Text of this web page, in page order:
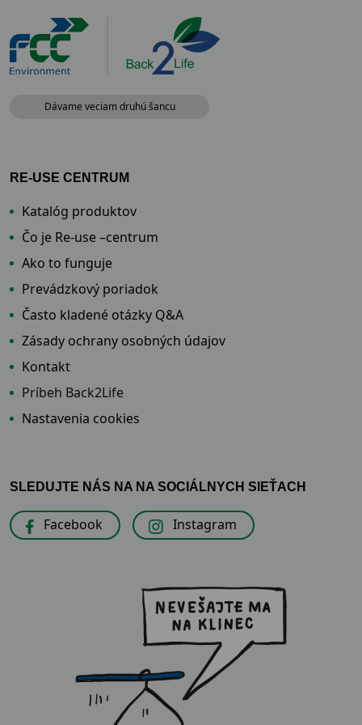
Dávame veciam druhú šancu
RE-USE CENTRUM
Katalóg produktov
Čo je Re-use –centrum
Ako to funguje
Prevádzkový poriadok
Často kladené otázky Q&A
Zásady ochrany osobných údajov
Kontakt
Príbeh Back2Life
Nastavenia cookies
SLEDUJTE NÁS NA NA SOCIÁLNYCH SIEŤACH
Facebook Instagram